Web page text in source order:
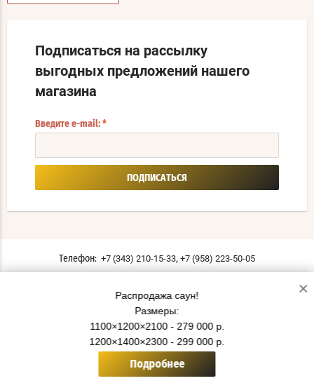
Подписаться на рассылку
выгодных предложений нашего
магазина
Введите e-mail: *
ПОДПИСАТЬСЯ
Телефон: +7 (343) 210-15-33, +7 (958) 223-50-05
Мы в соцсетях:
Политика конфиденциальности
© 2019 - 2026 СаунаТэкс
Распродажа саун!
Размеры:
1100×1200×2100 - 279 000 р.
1200×1400×2300 - 299 000 р.
Подробнее
×